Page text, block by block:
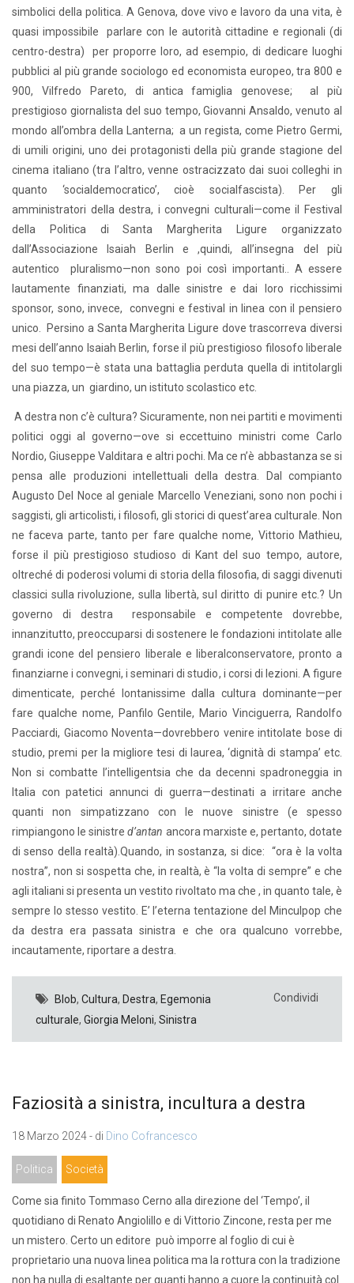
simbolici della politica. A Genova, dove vivo e lavoro da una vita, è
quasi impossibile parlare con le autorità cittadine e regionali (di
centro-destra) per proporre loro, ad esempio, di dedicare luoghi
pubblici al più grande sociologo ed economista europeo, tra 800 e
900, Vilfredo Pareto, di antica famiglia genovese; al più
prestigioso giornalista del suo tempo, Giovanni Ansaldo, venuto al
mondo all’ombra della Lanterna; a un regista, come Pietro Germi,
di umili origini, uno dei protagonisti della più grande stagione del
cinema italiano (tra l’altro, venne ostracizzato dai suoi colleghi in
quanto ‘socialdemocratico’, cioè socialfascista). Per gli
amministratori della destra, i convegni culturali—come il Festival
della Politica di Santa Margherita Ligure organizzato
dall’Associazione Isaiah Berlin e ,quindi, all’insegna del più
autentico pluralismo—non sono poi così importanti.. A essere
lautamente finanziati, ma dalle sinistre e dai loro ricchissimi
sponsor, sono, invece, convegni e festival in linea con il pensiero
unico. Persino a Santa Margherita Ligure dove trascorreva diversi
mesi dell’anno Isaiah Berlin, forse il più prestigioso filosofo liberale
del suo tempo—è stata una battaglia perduta quella di intitolargli
una piazza, un giardino, un istituto scolastico etc.
A destra non c’è cultura? Sicuramente, non nei partiti e movimenti
politici oggi al governo—ove si eccettuino ministri come Carlo
Nordio, Giuseppe Valditara e altri pochi. Ma ce n’è abbastanza se si
pensa alle produzioni intellettuali della destra. Dal compianto
Augusto Del Noce al geniale Marcello Veneziani, sono non pochi i
saggisti, gli articolisti, i filosofi, gli storici di quest’area culturale. Non
ne faceva parte, tanto per fare qualche nome, Vittorio Mathieu,
forse il più prestigioso studioso di Kant del suo tempo, autore,
oltreché di poderosi volumi di storia della filosofia, di saggi divenuti
classici sulla rivoluzione, sulla libertà, sul diritto di punire etc.? Un
governo di destra responsabile e competente dovrebbe,
innanzitutto, preoccuparsi di sostenere le fondazioni intitolate alle
grandi icone del pensiero liberale e liberalconservatore, pronto a
finanziarne i convegni, i seminari di studio, i corsi di lezioni. A figure
dimenticate, perché lontanissime dalla cultura dominante—per
fare qualche nome, Panfilo Gentile, Mario Vinciguerra, Randolfo
Pacciardi, Giacomo Noventa—dovrebbero venire intitolate bose di
studio, premi per la migliore tesi di laurea, ‘dignità di stampa’ etc.
Non si combatte l’intelligentsia che da decenni spadroneggia in
Italia con patetici annunci di guerra—destinati a irritare anche
quanti non simpatizzano con le nuove sinistre (e spesso
rimpiangono le sinistred’antan ancora marxiste e, pertanto, dotate
di senso della realtà).Quando, in sostanza, si dice: “ora è la volta
nostra”, non si sospetta che, in realtà, è “la volta di sempre” e che
agli italiani si presenta un vestito rivoltato ma che , in quanto tale, è
sempre lo stesso vestito. E’ l’eterna tentazione del Minculpop che
da destra era passata sinistra e che ora qualcuno vorrebbe,
incautamente, riportare a destra.
Blob, Cultura, Destra, Egemonia
culturale, Giorgia Meloni, Sinistra
Condividi
Faziosità a sinistra, incultura a destra
18 Marzo 2024 - di Dino Cofrancesco
Politica Società
Come sia finito Tommaso Cerno alla direzione del ‘Tempo’, il
quotidiano di Renato Angiolillo e di Vittorio Zincone, resta per me
un mistero. Certo un editore può imporre al foglio di cui è
proprietario una nuova linea politica ma la rottura con la tradizione
non ha nulla di esaltante per quanti hanno a cuore la continuità col